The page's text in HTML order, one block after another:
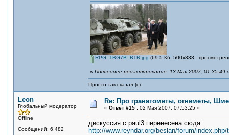
RPG_TBG7B_BTR.jpg (69.5 Кб, 500x333 -
« Последнее редактирование: 13 Мая 2007, 01:35:49
Просто так сказал (с)
Leon
Глобальный модератор
Offline
Сообщений: 6,482
Re: Про гранатометы, огнеметы,
« Ответ #15 : 02 Мая 2007, 07:53:25 »
дискуссия с paul3 перенесена сюда:
http://www.reyndar.org/beslan/forum/